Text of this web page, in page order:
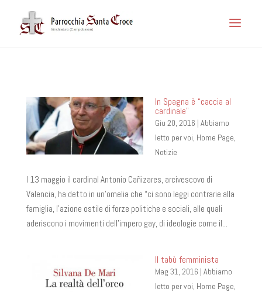
In Spagna è “caccia al
cardinale”
Giu 20, 2016 | Abbiamo
letto per voi, Home Page,
Notizie
l 13 maggio il cardinal Antonio Cañizares, arcivescovo di
Valencia, ha detto in un’omelia che “ci sono leggi contrarie alla
famiglia, l’azione ostile di forze politiche e sociali, alle quali
aderiscono i movimenti dell’impero gay, di ideologie come il...
Il tabù femminista
Mag 31, 2016 | Abbiamo
letto per voi, Home Page,